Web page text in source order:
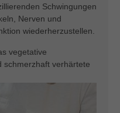
Schwingungen
Nerven und
wiederherzustellen.
vegetative
schmerzhaft verhärtete